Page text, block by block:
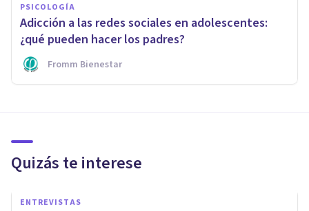
PSICOLOGÍA
Adicción a las redes sociales en adolescentes:
¿qué pueden hacer los padres?
Fromm Bienestar
Quizás te interese
ENTREVISTAS